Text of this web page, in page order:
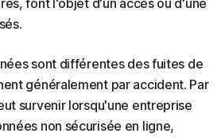
sont différentes des fuites de
généralement par accident. Par
survenir lorsqu'une entreprise
non sécurisée en ligne,